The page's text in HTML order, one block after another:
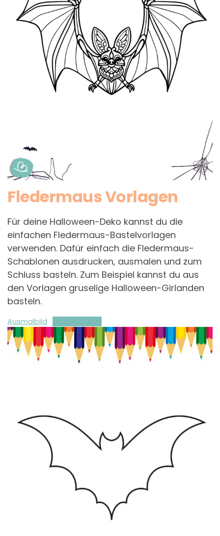
Fledermaus Vorlagen
Für deine Halloween-Deko kannst du die
einfachen Fledermaus-Bastelvorlagen
verwenden. Dafür einfach die Fledermaus-
Schablonen ausdrucken, ausmalen und zum
Schluss basteln. Zum Beispiel kannst du aus
den Vorlagen gruselige Halloween-Girlanden
basteln.
Ausmalbild